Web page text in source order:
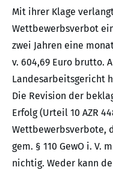
Mit ihrer Klage
Wettbewerbsverbot
zwei Jahren eine
v. 604,69 Euro brutto.
Landesarbeitsgericht
Die Revision der
Erfolg (Urteil 10 AZR
Wettbewerbsverbote,
gem. § 110 GewO i. V.
nichtig. Weder kann